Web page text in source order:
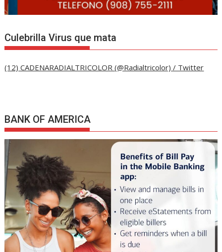
Culebrilla Virus que mata
(12) CADENARADIALTRICOLOR (@Radialtricolor) / Twitter
BANK OF AMERICA